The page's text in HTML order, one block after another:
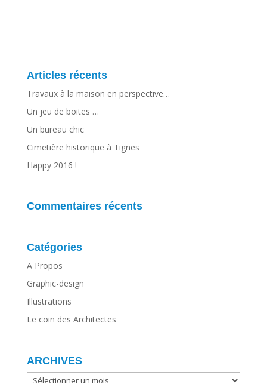
Articles récents
Travaux à la maison en perspective…
Un jeu de boites …
Un bureau chic
Cimetière historique à Tignes
Happy 2016 !
Commentaires récents
Catégories
A Propos
Graphic-design
Illustrations
Le coin des Architectes
ARCHIVES
ARCHIVES